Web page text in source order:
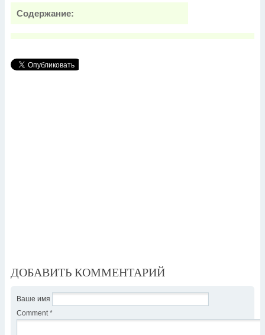
Содержание:
ДОБАВИТЬ КОММЕНТАРИЙ
Ваше имя
Comment *